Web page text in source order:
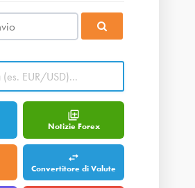
Notizie Forex
Convertitore di Valute